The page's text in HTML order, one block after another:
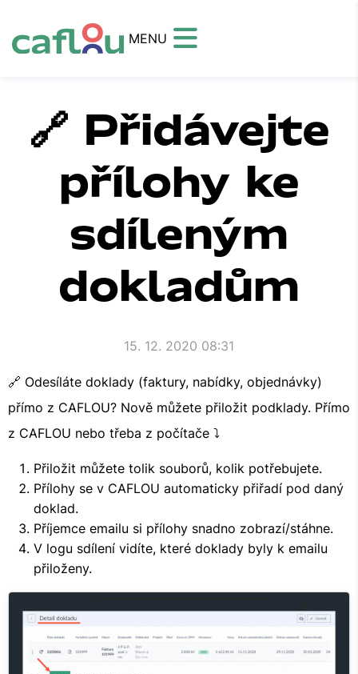
MENU
🔗 Přidávejte
přílohy ke
sdíleným
dokladům
15. 12. 2020 08:31
🔗 Odesíláte doklady (faktury, nabídky, objednávky)
přímo z CAFLOU? Nově můžete přiložit podklady. Přímo
z CAFLOU nebo třeba z počítače ⤵
Přiložit můžete tolik souborů, kolik potřebujete.
Přílohy se v CAFLOU automaticky přiřadí pod daný
doklad.
Příjemce emailu si přílohy snadno zobrazí/stáhne.
V logu sdílení vidíte, které doklady byly k emailu
přiloženy.